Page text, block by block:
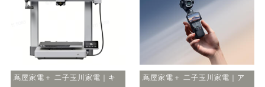
蔦屋家電＋ 二子玉川家電｜キ
蔦屋家電＋ 二子玉川家電｜ア